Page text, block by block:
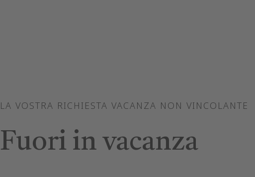
LA VOSTRA RICHIESTA VACANZA NON VINCOLANTE
Fuori in vacanza